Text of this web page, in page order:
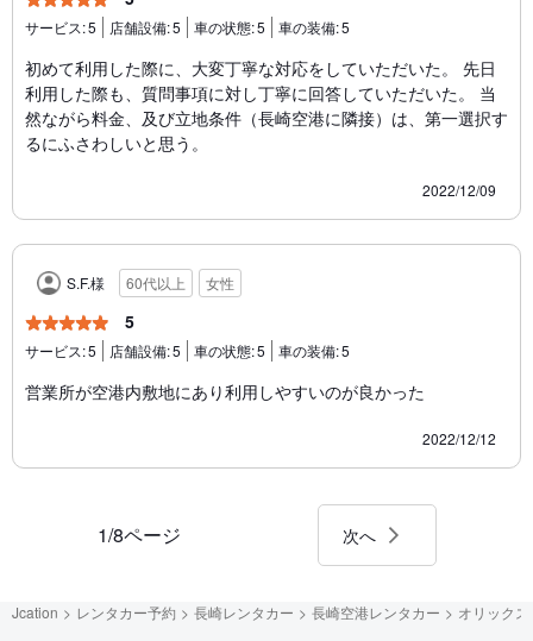
サービス:5 店舗設備:5 車の状態:5 車の装備:5
初めて利用した際に、大変丁寧な対応をしていただいた。 先日
利用した際も、質問事項に対し丁寧に回答していただいた。 当
然ながら料金、及び立地条件（長崎空港に隣接）は、第一選択す
るにふさわしいと思う。
2022/12/09
S.F.様 60代以上 女性
5
サービス:5 店舗設備:5 車の状態:5 車の装備:5
営業所が空港内敷地にあり利用しやすいのが良かった
2022/12/12
1/8ページ 次へ
Jcation レンタカー予約 長崎レンタカー 長崎空港レンタカー オリック